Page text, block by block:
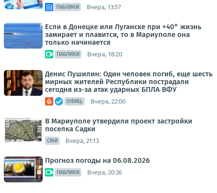
ПАБЛИКИ Вчера, 13:57
Если в Донецке или Луганске при +40° жизнь
замирает и плавится, то в Мариуполе она
только начинается
ПАБЛИКИ Вчера, 18:20
Денис Пушилин: Один человек погиб, еще шесть
мирных жителей Республики пострадали
сегодня из-за атак ударных БПЛА ВФУ
ОФИЦ. Вчера, 22:00
В Мариуполе утвердили проект застройки
поселка Садки
СМИ Вчера, 21:13
Прогноз погоды на 06.08.2026
ПАБЛИКИ Вчера, 20:36